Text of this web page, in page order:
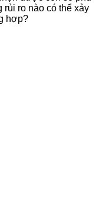
ro nào có thể xảy
hợp?